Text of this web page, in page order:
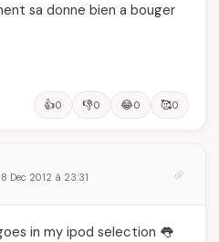
sa donne bien a bouger
👍0 👎0 😂0 🥰0
Dec 2012 à 23:31
in my ipod selection 👅